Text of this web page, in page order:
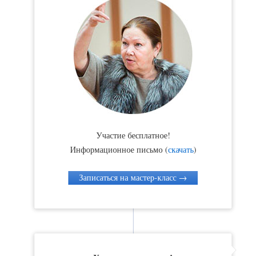
Участие бесплатное!
Информационное письмо (скачать)
Записаться на мастер-класс →